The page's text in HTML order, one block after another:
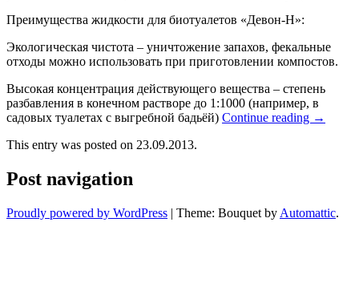
Преимущества жидкости для биотуалетов «Девон-Н»:
Экологическая чистота – уничтожение запахов, фекальные
отходы можно использовать при приготовлении компостов.
Высокая концентрация действующего вещества – степень
разбавления в конечном растворе до 1:1000 (например, в
садовых туалетах с выгребной бадьёй) Continue reading →
This entry was posted on 23.09.2013.
Post navigation
Proudly powered by WordPress | Theme: Bouquet by Automattic.